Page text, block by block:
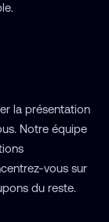
la présentation
Notre équipe
vous sur
du reste.